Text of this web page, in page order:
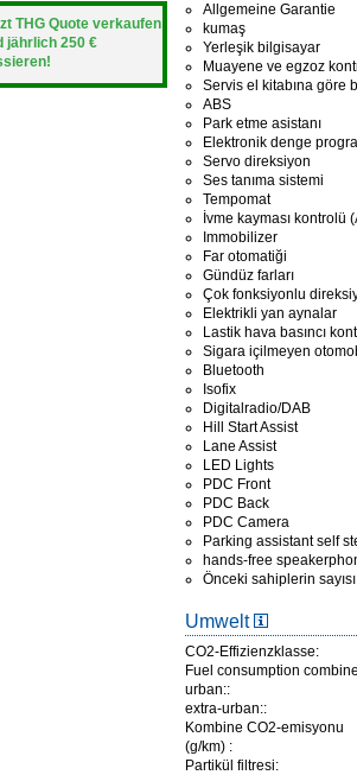
THG Quote verkaufen
jährlich 250 €
Allgemeine Garantie
kumaş
Yerleşik bilgisayar
Muayene ve egzoz
Servis el kitabına göre
ABS
Park etme asistanı
Elektronik denge
Servo direksiyon
Ses tanıma sistemi
Tempomat
İvme kayması kontrolü
Immobilizer
Far otomatiği
Gündüz farları
Çok fonksiyonlu
Elektrikli yan aynalar
Lastik hava basıncı
Sigara içilmeyen
Bluetooth
Isofix
Digitalradio/DAB
Hill Start Assist
Lane Assist
LED Lights
PDC Front
PDC Back
PDC Camera
Parking assistant self
hands-free
Önceki sahiplerin
Umwelt
CO2-Effizienzklasse:
Fuel consumption
urban::
extra-urban::
Kombine CO2-emisyonu
(g/km) :
Partikül filtresi: